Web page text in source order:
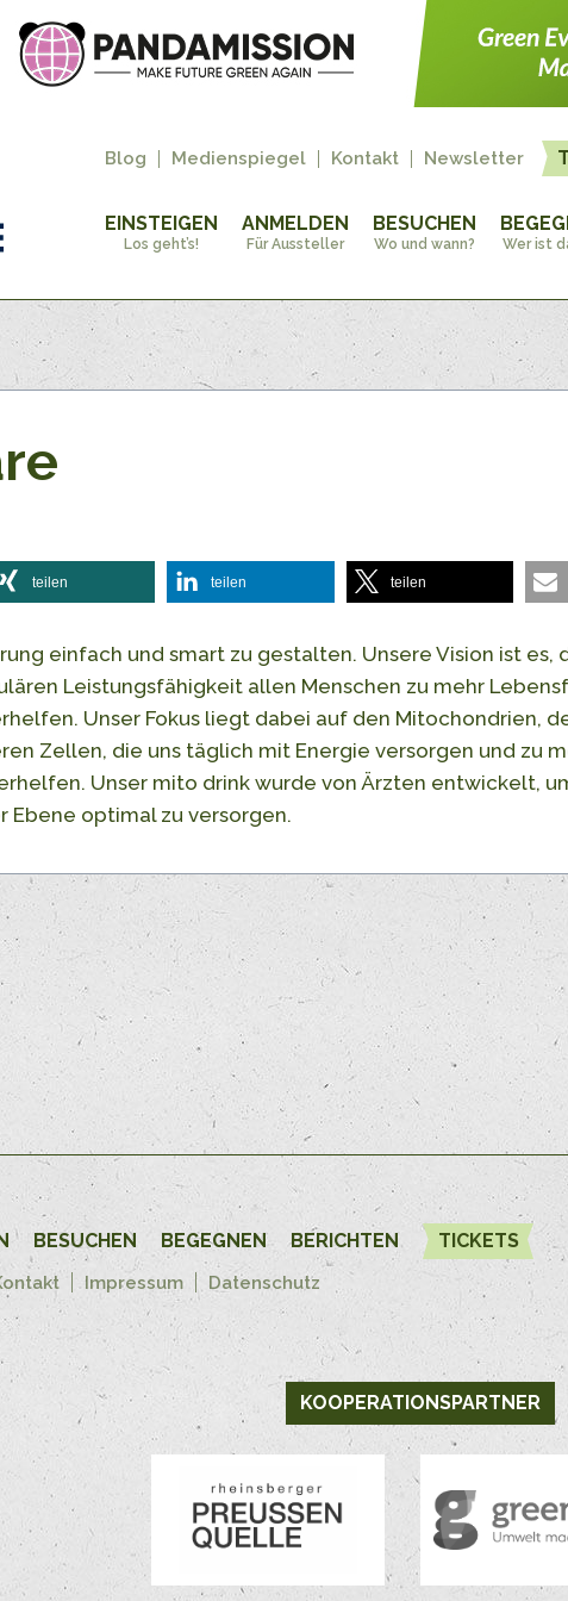
Blog Medienspiegel Kontakt Newsletter
EINSTEIGEN
Los geht’s!
ANMELDEN
Für Aussteller
BESUCHEN
Wo und wann? Wer ist
teilen teilen teilen
einfach und smart zu gestalten. Unsere Vision ist es,
Leistungsfähigkeit allen Menschen zu mehr
Unser Fokus liegt dabei auf den Mitochondrien,
Zellen, die uns täglich mit Energie versorgen und zu
Unser mito drink wurde von Ärzten entwickelt,
Ebene optimal zu versorgen.
BESUCHEN BEGEGNEN BERICHTEN TICKETS
Impressum Datenschutz
KOOPERATIONSPARTNER